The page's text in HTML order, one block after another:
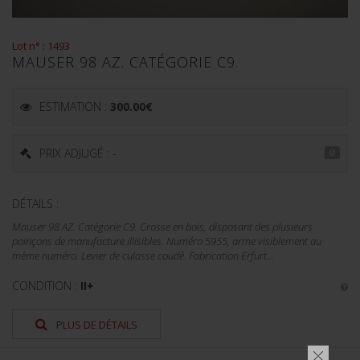
Lot n° : 1493
MAUSER 98 AZ. CATÉGORIE C9.
ESTIMATION : 300.00€
PRIX ADJUGÉ : -
DÉTAILS :
Mauser 98 AZ. Catégorie C9. Crosse en bois, disposant des plusieurs
poinçons de manufacture illisibles. Numéro 5955, arme visiblement au
même numéro. Levier de culasse coudé. Fabrication Erfurt...
CONDITION : II+
PLUS DE DÉTAILS